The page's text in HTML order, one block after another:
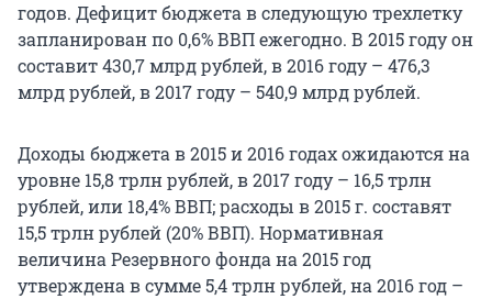
годов. Дефицит бюджета в следующую трехлетку
запланирован по 0,6% ВВП ежегодно. В 2015 году он
составит 430,7 млрд рублей, в 2016 году – 476,3
млрд рублей, в 2017 году – 540,9 млрд рублей.
Доходы бюджета в 2015 и 2016 годах ожидаются на
уровне 15,8 трлн рублей, в 2017 году – 16,5 трлн
рублей, или 18,4% ВВП; расходы в 2015 г. составят
15,5 трлн рублей (20% ВВП). Нормативная
величина Резервного фонда на 2015 год
утверждена в сумме 5,4 трлн рублей, на 2016 год –